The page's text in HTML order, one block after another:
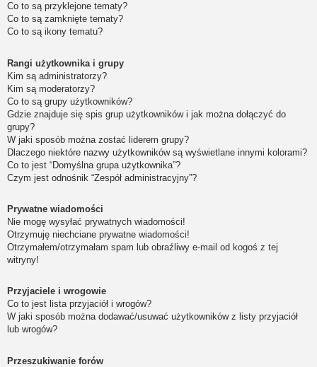
Co to są przyklejone tematy?
Co to są zamknięte tematy?
Co to są ikony tematu?
Rangi użytkownika i grupy
Kim są administratorzy?
Kim są moderatorzy?
Co to są grupy użytkowników?
Gdzie znajduje się spis grup użytkowników i jak można dołączyć do
grupy?
W jaki sposób można zostać liderem grupy?
Dlaczego niektóre nazwy użytkowników są wyświetlane innymi kolorami?
Co to jest “Domyślna grupa użytkownika”?
Czym jest odnośnik “Zespół administracyjny”?
Prywatne wiadomości
Nie mogę wysyłać prywatnych wiadomości!
Otrzymuję niechciane prywatne wiadomości!
Otrzymałem/otrzymałam spam lub obraźliwy e-mail od kogoś z tej
witryny!
Przyjaciele i wrogowie
Co to jest lista przyjaciół i wrogów?
W jaki sposób można dodawać/usuwać użytkowników z listy przyjaciół
lub wrogów?
Przeszukiwanie forów